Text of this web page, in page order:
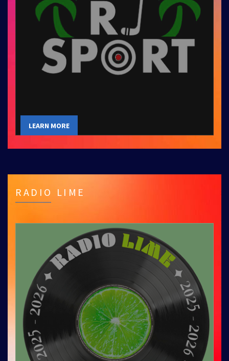
LEARN MORE
RADIO LIME